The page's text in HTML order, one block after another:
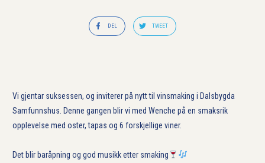
DEL TWEET
Vi gjentar suksessen, og inviterer på nytt til vinsmaking i Dalsbygda
Samfunnshus. Denne gangen blir vi med Wenche på en smaksrik
opplevelse med oster, tapas og 6 forskjellige viner.
Det blir baråpning og god musikk etter smaking